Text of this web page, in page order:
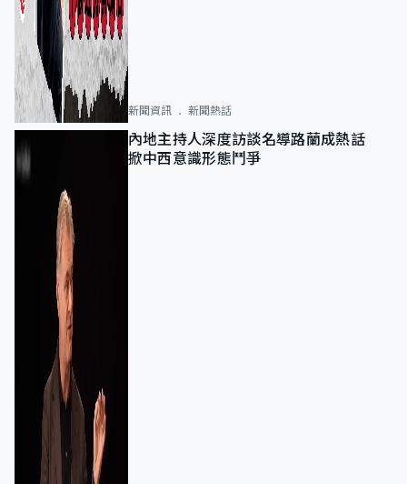
新聞資訊 新聞熱話
內地主持人深度訪談名導路蘭成熱話
掀中西意識形態鬥爭